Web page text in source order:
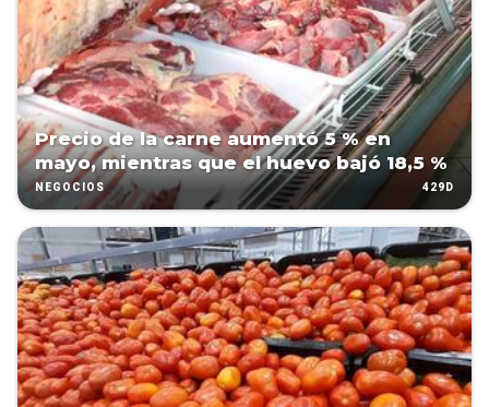
Precio de la carne aumentó 5 % en
mayo, mientras que el huevo bajó 18,5 %
NEGOCIOS 429D